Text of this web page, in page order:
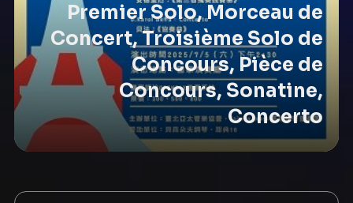
Premier Solo, Morceau de
Concert, Troisième Solo de
Concours, Pièce de
Concours, Sonatine,
Concerto